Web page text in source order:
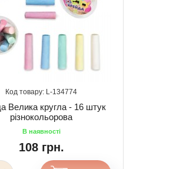
134774
Велика кругла - 16 штук
різнокольорова
108 грн.